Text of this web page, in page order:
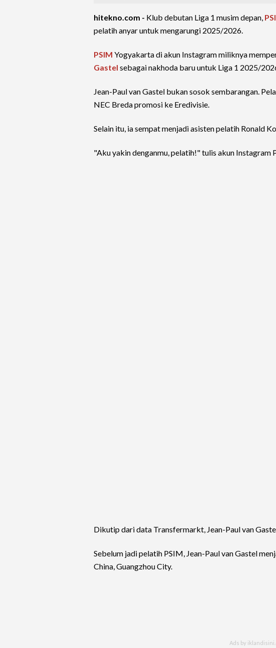
hitekno.com - Klub debutan Liga 1 musim depan,
pelatih anyar untuk mengarungi 2025/2026.
PSIM Yogyakarta di akun Instagram miliknya
Gastel sebagai nakhoda baru untuk Liga 1 2025/
Jean-Paul van Gastel bukan sosok sembarangan.
NEC Breda promosi ke Eredivisie.
Selain itu, ia sempat menjadi asisten pelatih Ronald
"Aku yakin denganmu, pelatih!" tulis akun Instagram
Dikutip dari data Transfermarkt, Jean-Paul van
Sebelum jadi pelatih PSIM, Jean-Paul van Gastel
China, Guangzhou City.